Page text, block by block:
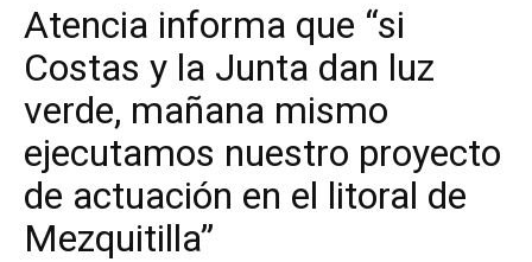
Atencia informa que “si
Costas y la Junta dan luz
verde, mañana mismo
ejecutamos nuestro proyecto
de actuación en el litoral de
Mezquitilla”